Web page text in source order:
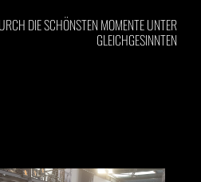
DIE SCHÖNSTEN MOMENTE UNTER
GLEICHGESINNTEN